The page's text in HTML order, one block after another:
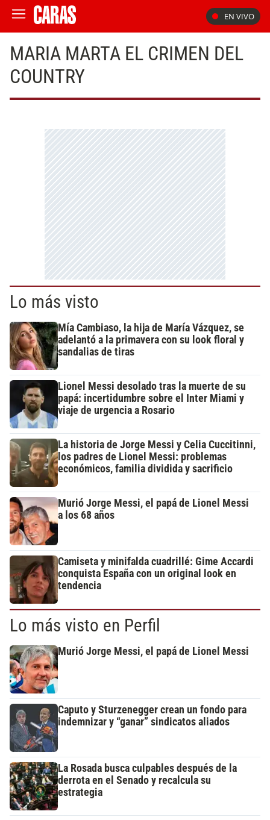
EN VIVO
MARIA MARTA EL CRIMEN DEL
COUNTRY
Lo más visto
Mía Cambiaso, la hija de María Vázquez, se
adelantó a la primavera con su look floral y
sandalias de tiras
Lionel Messi desolado tras la muerte de su
papá: incertidumbre sobre el Inter Miami y
viaje de urgencia a Rosario
La historia de Jorge Messi y Celia Cuccitinni,
los padres de Lionel Messi: problemas
económicos, familia dividida y sacrificio
Murió Jorge Messi, el papá de Lionel Messi
a los 68 años
Camiseta y minifalda cuadrillé: Gime Accardi
conquista España con un original look en
tendencia
Lo más visto en Perfil
Murió Jorge Messi, el papá de Lionel Messi
Caputo y Sturzenegger crean un fondo para
indemnizar y “ganar” sindicatos aliados
La Rosada busca culpables después de la
derrota en el Senado y recalcula su
estrategia